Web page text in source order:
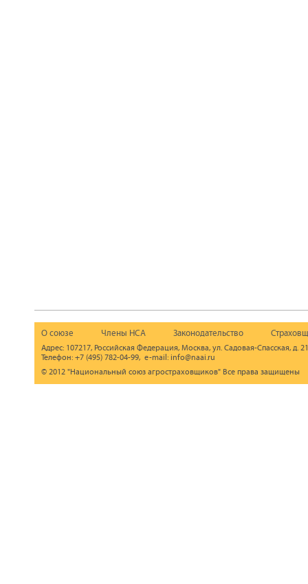
О союзе Члены НСА Законодательство
Адрес: 107217, Российская Федерация, Москва, ул. Садовая-Спасская, д.
Телефон: +7 (495) 782-04-99, e-mail: info@naai.ru
© 2012 "Национальный союз агростраховщиков" Все права защищены